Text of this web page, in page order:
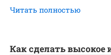
Читать полностью
Как сделать высокое